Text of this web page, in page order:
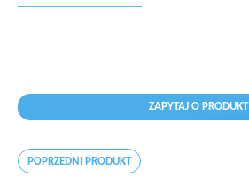
ZAPYTAJ O PRODUKT
POPRZEDNI PRODUKT